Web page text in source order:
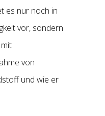
es nur noch in
vor, sondern
von
und wie er